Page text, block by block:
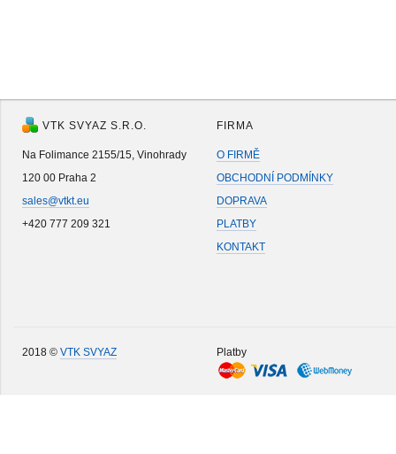
VTK SVYAZ S.R.O.
Na Folimance 2155/15, Vinohrady
120 00 Praha 2
sales@vtkt.eu
+420 777 209 321
FIRMA
O FIRMĚ
OBCHODNÍ PODMÍNKY
DOPRAVA
PLATBY
KONTAKT
2018 © VTK SVYAZ Platby